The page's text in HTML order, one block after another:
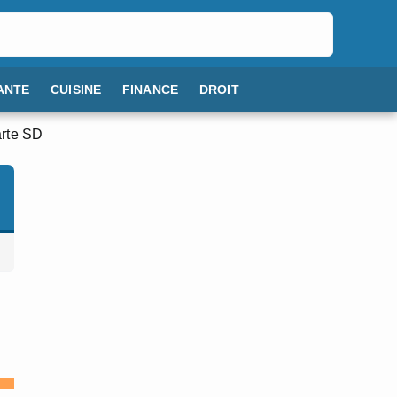
CUISINE FINANCE DROIT
SD